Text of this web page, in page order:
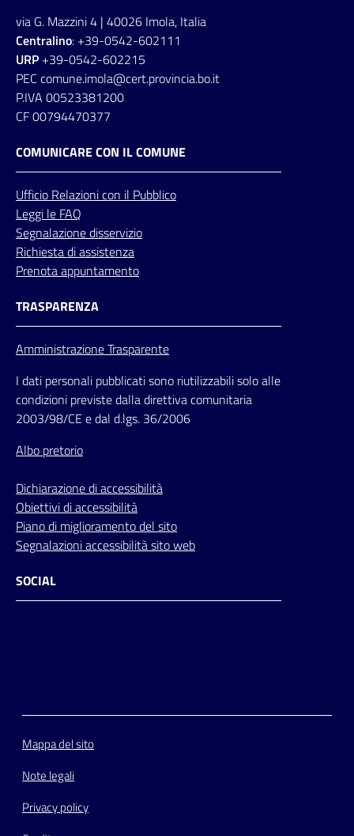
via G. Mazzini 4 | 40026 Imola, Italia
Centralino: +39-0542-602111
URP +39-0542-602215
PEC comune.imola@cert.provincia.bo.it
P.IVA 00523381200
CF 00794470377
COMUNICARE CON IL COMUNE
Ufficio Relazionicon il Pubblico
Leggi le FAQ
Segnalazione disservizio
Richiesta di assistenza
Prenota appuntamento
TRASPARENZA
Amministrazione Trasparente
I dati personali pubblicati sono riutilizzabili solo alle
condizioni previste dalla direttiva comunitaria
2003/98/CE e dal d.lgs. 36/2006
Albo pretorio
Dichiarazione di accessibilità
Obiettivi di accessibilità
Piano di miglioramento del sito
Segnalazioni accessibilità sito web
SOCIAL
Mappa del sito
Note legali
Privacy policy